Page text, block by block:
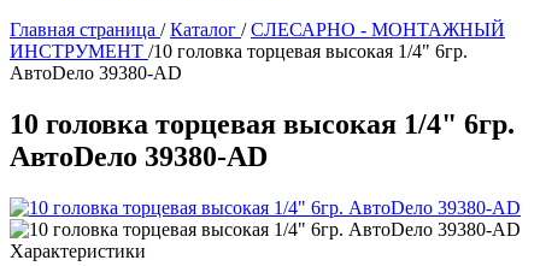
Главная страница / Каталог / СЛЕСАРНО - МОНТАЖНЫЙ
ИНСТРУМЕНТ /10 головка торцевая высокая 1/4" 6гр.
АвтоDело 39380-АD
10 головка торцевая высокая 1/4" 6гр.
АвтоDело 39380-АD
Характеристики